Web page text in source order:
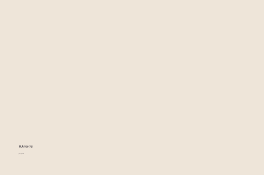
​家具のあづま